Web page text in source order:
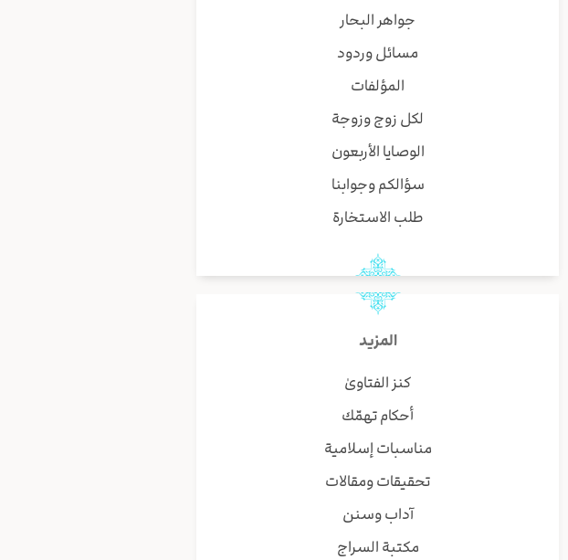
جواهر البحار
مسائل وردود
المؤلفات
لكل زوج وزوجة
الوصايا الأربعون
سؤالكم وجوابنا
طلب الاستخارة
المزيد
كنز الفتاوىٰ
أحكام تهمّك
مناسبات إسلامية
تحقيقات ومقالات
آداب وسنن
مكتبة السراج